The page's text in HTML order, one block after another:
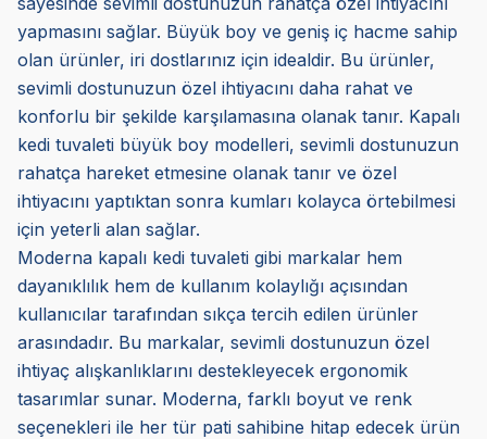
yapmasını sağlar. Büyük boy ve geniş iç hacme sahip
olan ürünler, iri dostlarınız için idealdir. Bu ürünler,
sevimli dostunuzun özel ihtiyacını daha rahat ve
konforlu bir şekilde karşılamasına olanak tanır. Kapalı
kedi tuvaleti büyük boy modelleri, sevimli dostunuzun
rahatça hareket etmesine olanak tanır ve özel
ihtiyacını yaptıktan sonra kumları kolayca örtebilmesi
için yeterli alan sağlar.
Moderna kapalı kedi tuvaleti gibi markalar hem
dayanıklılık hem de kullanım kolaylığı açısından
kullanıcılar tarafından sıkça tercih edilen ürünler
arasındadır. Bu markalar, sevimli dostunuzun özel
ihtiyaç alışkanlıklarını destekleyecek ergonomik
tasarımlar sunar. Moderna, farklı boyut ve renk
seçenekleri ile her tür pati sahibine hitap edecek ürün